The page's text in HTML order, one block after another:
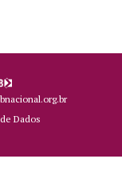
Dados